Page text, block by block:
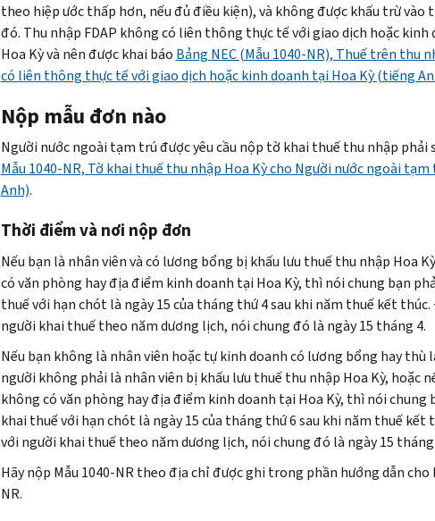
theo hiệp ước thấp hơn, nếu đủ điều kiện), và không được khấu trừ vào
đó. Thu nhập FDAP không có liên thông thực tế với giao dịch hoặc kinh
Hoa Kỳ và nên được khai báo Bảng NEC (Mẫu 1040-NR), Thuế trên thu
có liên thông thực tế với giao dịch hoặc kinh doanh tại Hoa Kỳ (tiếng
Nộp mẫu đơn nào
Người nước ngoài tạm trú được yêu cầu nộp tờ khai thuế thu nhập phải
Mẫu 1040-NR, Tờ khai thuế thu nhập Hoa Kỳ cho Người nước ngoài
Anh).
Thời điểm và nơi nộp đơn
Nếu bạn là nhân viên và có lương bổng bị khấu lưu thuế thu nhập Hoa
có văn phòng hay địa điểm kinh doanh tại Hoa Kỳ, thì nói chung bạn
thuế với hạn chót là ngày 15 của tháng thứ 4 sau khi năm thuế kết
người khai thuế theo năm dương lịch, nói chung đó là ngày 15 tháng 4.
Nếu bạn không là nhân viên hoặc tự kinh doanh có lương bổng hay thù
người không phải là nhân viên bị khấu lưu thuế thu nhập Hoa Kỳ, hoặc
không có văn phòng hay địa điểm kinh doanh tại Hoa Kỳ, thì nói chung
khai thuế với hạn chót là ngày 15 của tháng thứ 6 sau khi năm thuế kết
với người khai thuế theo năm dương lịch, nói chung đó là ngày 15 tháng
Hãy nộp Mẫu 1040-NR theo địa chỉ được ghi trong phần hướng dẫn cho
NR.